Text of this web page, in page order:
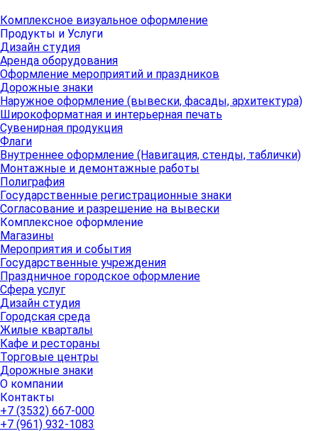
Комплексное визуальное оформление
Продукты и Услуги
Дизайн студия
Аренда оборудования
Оформление мероприятий и праздников
Дорожные знаки
Наружное оформление (вывески, фасады, архитектура)
Широкоформатная и интерьерная печать
Сувенирная продукция
Флаги
Внутреннее оформление (Навигация, стенды, таблички)
Монтажные и демонтажные работы
Полиграфия
Государственные регистрационные знаки
Согласование и разрешение на вывески
Комплексное оформление
Магазины
Мероприятия и события
Государственные учреждения
Праздничное городское оформление
Сфера услуг
Дизайн студия
Городская среда
Жилые кварталы
Кафе и рестораны
Торговые центры
Дорожные знаки
О компании
Контакты
+7 (3532) 667-000
+7 (961) 932-1083